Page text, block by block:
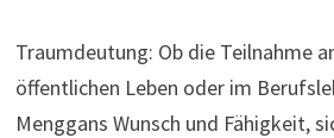
Traumdeutung: Ob die Teilnahme
öffentlichen Leben oder im
Menggans Wunsch und Fähigkeit,